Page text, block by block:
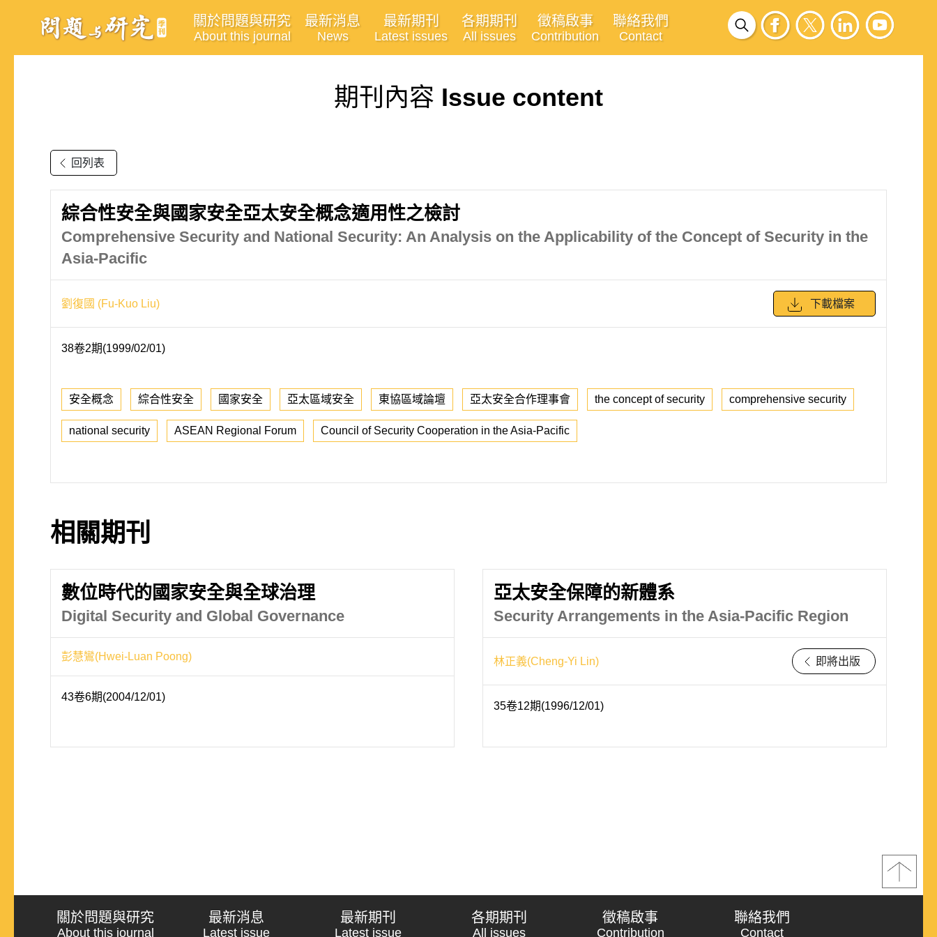
關於問題與研究
About this journal
最新消息
News
最新期刊
Latest issues
各期期刊
All issues
徵稿啟事
Contribution
聯絡我們
Contact
期刊內容 Issue content
回列表
綜合性安全與國家安全亞太安全概念適用性之檢討
Comprehensive Security and National Security: An Analysis on the Applicability of the Concept of Security in the
Asia-Pacific
劉復國 (Fu-Kuo Liu) 下載檔案
38卷2期(1999/02/01)
安全概念 綜合性安全 國家安全 亞太區域安全 東協區域論壇 亞太安全合作理事會 the concept of security comprehensive security
national security ASEAN Regional Forum Council of Security Cooperation in the Asia-Pacific
相關期刊
數位時代的國家安全與全球治理
Digital Security and Global Governance
彭慧鸞(Hwei-Luan Poong)
43卷6期(2004/12/01)
亞太安全保障的新體系
Security Arrangements in the Asia-Pacific Region
林正義(Cheng-Yi Lin) 即將出版
35卷12期(1996/12/01)
關於問題與研究
About this journal
最新消息
Latest issue
最新期刊
Latest issue
各期期刊
All issues
徵稿啟事
Contribution
聯絡我們
Contact